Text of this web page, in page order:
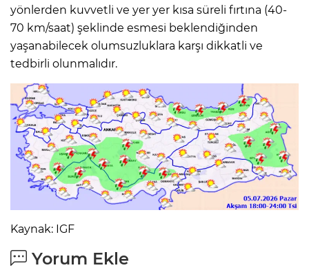
yönlerden kuvvetli ve yer yer kısa süreli fırtına (40-
70 km/saat) şeklinde esmesi beklendiğinden
yaşanabilecek olumsuzluklara karşı dikkatli ve
tedbirli olunmalıdır.
Kaynak: IGF
Yorum Ekle